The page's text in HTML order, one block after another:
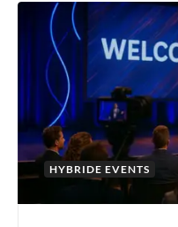
HYBRIDE EVENTS